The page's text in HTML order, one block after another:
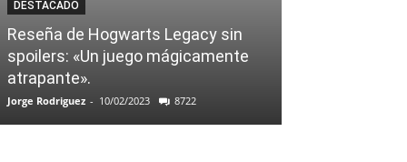
DESTACADO
Reseña de Hogwarts Legacy sin
spoilers: «Un juego mágicamente
atrapante».
Jorge Rodriguez - 10/02/2023 8722